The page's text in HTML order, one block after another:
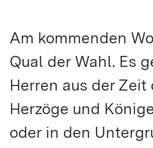
Am kommenden
Qual der Wahl. Es
Herren aus der
Herzöge und
oder in den